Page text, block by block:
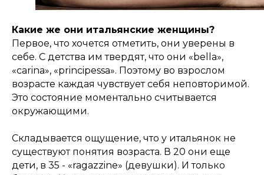
Какие же они итальянские женщины?
Первое, что хочется отметить, они уверены в
себе. С детства им твердят, что они «bella»,
«carina», «principessa». Поэтому во взрослом
возрасте каждая чувствует себя неповторимой.
Это состояние моментально считывается
окружающими.
Складывается ощущение, что у итальянок не
существуют понятия возраста. В 20 они еще
дети, в 35 - «ragazzine» (девушки). И только